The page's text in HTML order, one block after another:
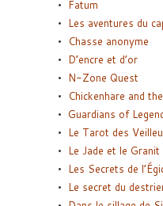
Fatum
Les aventures du
Chasse anonyme
D’encre et d’or
N-Zone Quest
Chickenhare and
Guardians of
Le Tarot des
Le Jade et le Granit
Les Secrets de
Le secret du